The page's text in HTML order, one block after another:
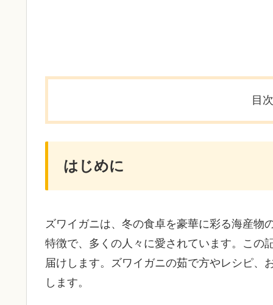
目
はじめに
ズワイガニは、冬の食卓を豪華に彩る海産物
特徴で、多くの人々に愛されています。この
届けします。ズワイガニの茹で方やレシピ、
します。